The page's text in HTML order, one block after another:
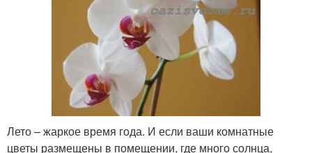
Лето – жаркое время года. И если ваши комнатные
цветы размещены в помещении, где много солнца,